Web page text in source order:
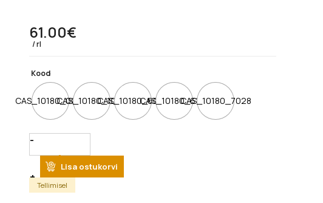
61.00€
rl
Kood
CAS_10180_0021CAS_10180_1024CAS_10180_6020CAS_10180_6127CAS_10180_7028
Quantity
Lisa ostukorvi
Tellimisel